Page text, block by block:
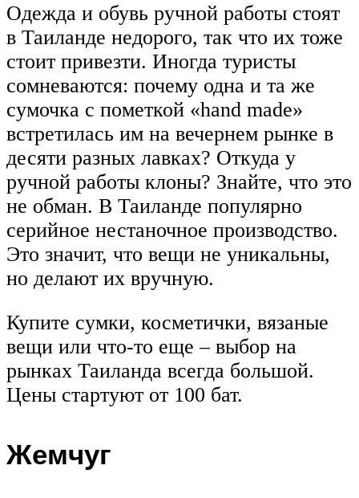
Одежда и обувь ручной работы стоят
в Таиланде недорого, так что их тоже
стоит привезти. Иногда туристы
сомневаются: почему одна и та же
сумочка с пометкой «hand made»
встретилась им на вечернем рынке в
десяти разных лавках? Откуда у
ручной работы клоны? Знайте, что это
не обман. В Таиланде популярно
серийное нестаночное производство.
Это значит, что вещи не уникальны,
но делают их вручную.
Купите сумки, косметички, вязаные
вещи или что-то еще – выбор на
рынках Таиланда всегда большой.
Цены стартуют от 100 бат.
Жемчуг